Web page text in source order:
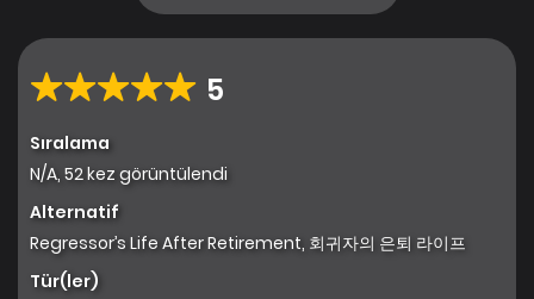
5
Sıralama
N/A, 52 kez görüntülendi
Alternatif
Regressor’s Life After Retirement, 회귀자의 은퇴 라이프
Tür(ler)